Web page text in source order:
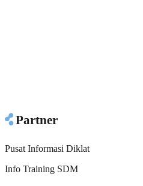
Partner
Pusat Informasi Diklat
Info Training SDM